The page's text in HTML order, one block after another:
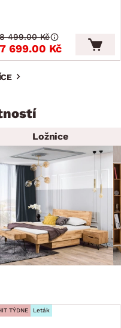
7 699.00 Kč
8 499.00 Kč
Ložnice
TÝDNE Leták